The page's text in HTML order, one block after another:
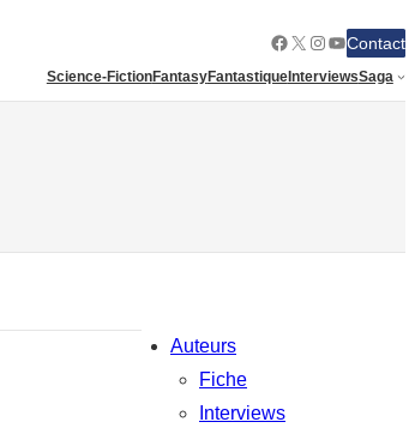
Facebook
X Instagram
YouTube
Contact
Science-FictionFantasyFantastiqueInterviewsSaga
Auteurs
Fiche
Interviews